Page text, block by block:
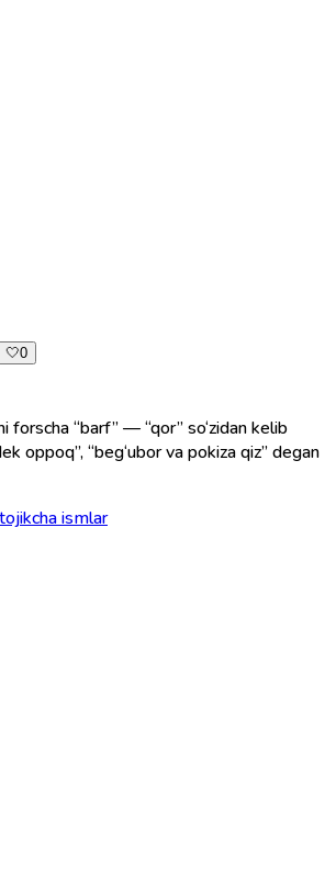
🤍0
forscha “barf” — “qor” so‘zidan kelib
oppoq”, “beg‘ubor va pokiza qiz” degan
ismlar